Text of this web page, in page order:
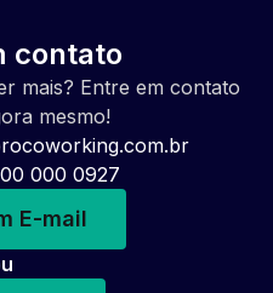
contato
mais? Entre em contato
mesmo!
000 0927
E-mail